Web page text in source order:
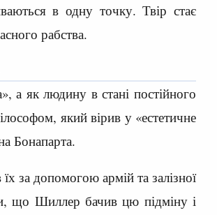
в одну точку. Твір стає
рабства.
а як людину в стані постійного
який вірив у «естетичне
Бонапарта.
за допомогою армій та залізної
що Шиллер бачив цю підміну і